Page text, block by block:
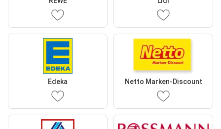
Edeka Netto Marken-Discount